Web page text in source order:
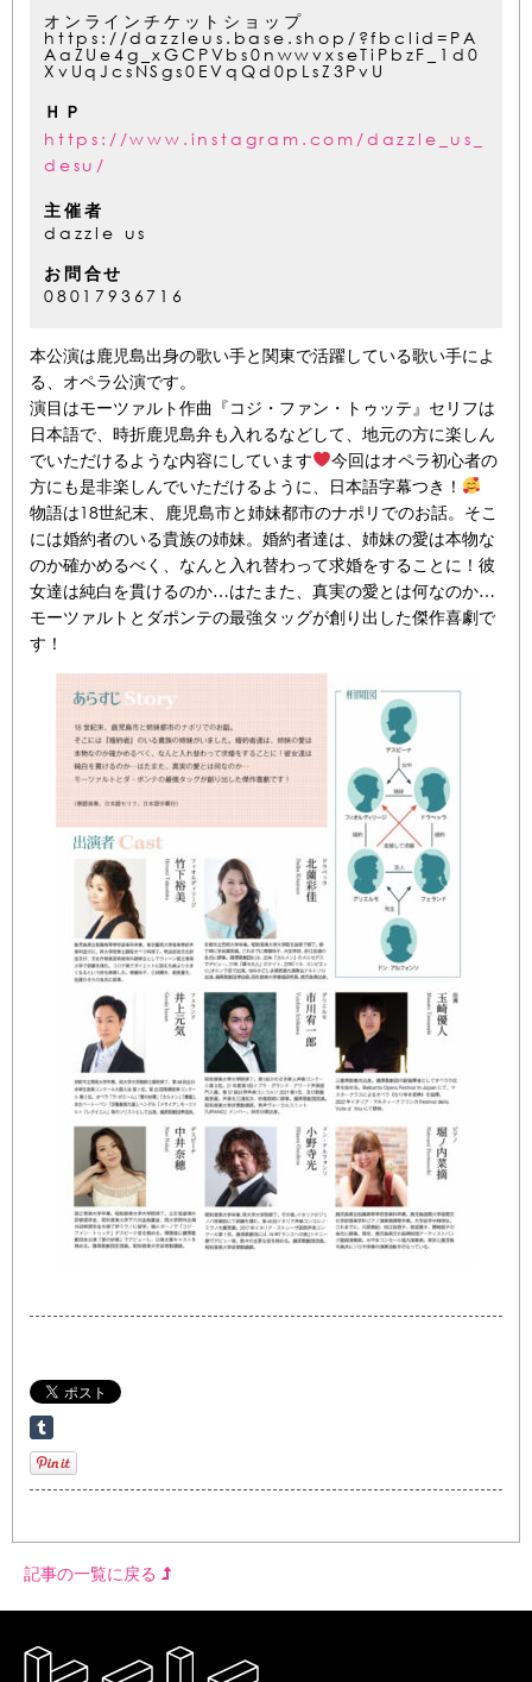
オンラインチケットショップ
https://dazzleus.base.shop/?fbclid=PA
AaZUe4g_xGCPVbs0nwwvxseTiPbzF_1d0
XvUqJcsNSgs0EVqQd0pLsZ3PvU
ＨＰ
https://www.instagram.com/dazzle_us_
desu/
主催者
dazzle us
お問合せ
08017936716
本公演は鹿児島出身の歌い手と関東で活躍している歌い手によ
る、オペラ公演です。
演目はモーツァルト作曲『コジ・ファン・トゥッテ』セリフは
日本語で、時折鹿児島弁も入れるなどして、地元の方に楽しん
でいただけるような内容にしています
今回はオペラ初心者の
方にも是非楽しんでいただけるように、日本語字幕つき！
物語は18世紀末、鹿児島市と姉妹都市のナポリでのお話。そこ
には婚約者のいる貴族の姉妹。婚約者達は、姉妹の愛は本物な
のか確かめるべく、なんと入れ替わって求婚をすることに！彼
女達は純白を貫けるのか…はたまた、真実の愛とは何なのか…
モーツァルトとダポンテの最強タッグが創り出した傑作喜劇で
す！
記事の一覧に戻る